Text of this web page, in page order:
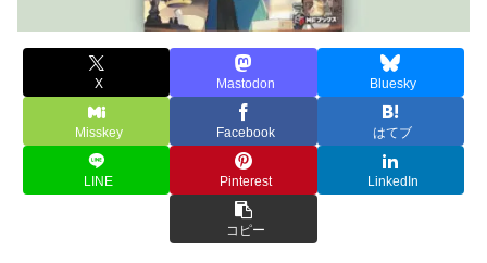
X Mastodon Bluesky
Misskey Facebook はてブ
LINE Pinterest LinkedIn
コピー